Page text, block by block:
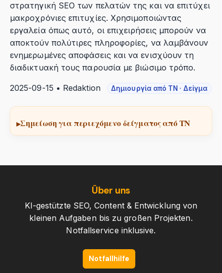
στρατηγική SEO των πελατών της και να επιτύχει
μακροχρόνιες επιτυχίες. Χρησιμοποιώντας
εργαλεία όπως αυτό, οι επιχειρήσεις μπορούν να
αποκτούν πολύτιρες πληροφορίες, να λαμβάνουν
ενημερωμένες αποφάσεις και να ενισχύουν τη
διαδικτυακή τους παρουσία με βιώσιμο τρόπο.
2025-09-15 • Redaktion Δημιουργία από ΤΝ · Δείγμα
Σημείωση για περιεχόμενο δείγματος από ΤΝ
Über uns
KI-gestützte SEO, Content & Entwicklung von
kleinen Aufgaben bis zu großen Projekten.
Notfallservice inklusive.
Notfallhilfe